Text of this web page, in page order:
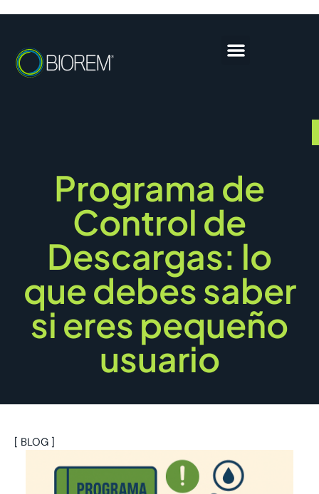
Programa de
Control de
Descargas: lo
que debes saber
si eres pequeño
usuario
[ BLOG ]